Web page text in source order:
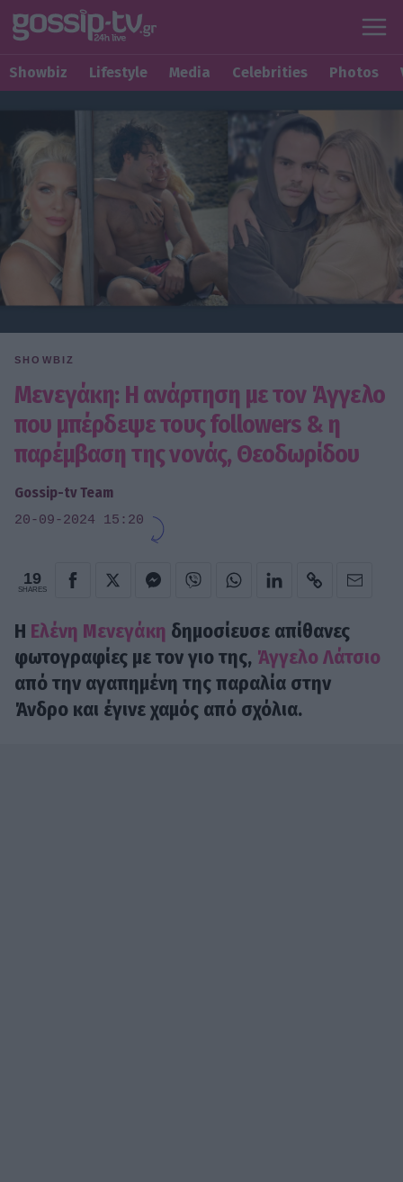
Showbiz Lifestyle Media Celebrities Photos
SHOWBIZ
Μενεγάκη: Η ανάρτηση με τον Άγγελο
που μπέρδεψε τους followers & η
παρέμβαση της νονάς, Θεοδωρίδου
Gossip-tv Team
20-09-2024 15:20
19
SHARES
Η Ελένη Μενεγάκη δημοσίευσε απίθανες
φωτογραφίες με τον γιο της, Άγγελο Λάτσιο
από την αγαπημένη της παραλία στην
Άνδρο και έγινε χαμός από σχόλια.